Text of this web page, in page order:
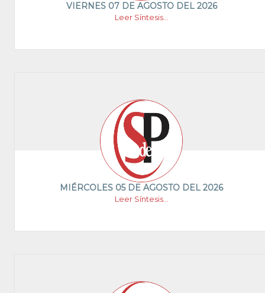
VIERNES 07 DE AGOSTO DEL 2026
Leer Síntesis...
MIÉRCOLES 05 DE AGOSTO DEL 2026
Leer Síntesis...